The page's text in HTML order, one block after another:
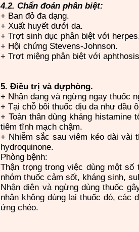
4.2. Chẩn đoán phân biệt:
+ Ban đỏ đa dạng.
+ Xuất huyết dưới da.
+ Trợt sinh dục phân biệt với
+ Hội chứng Stevens-Johnson.
+ Trợt miệng phân biệt với
5. Điều trị và dựphòng.
+ Nhận dạng và ngừng ngay thuốc
+ Tại chỗ bôi thuốc dịu da như dầu
+ Toàn thân dùng kháng histamine
tiêm tĩnh mạch chậm.
+ Nhiễm sắc sau viêm kéo dài vài
hydroquinone.
Phòng bệnh:
Thận trọng trong việc dùng một
nhóm thuốc cảm sốt, kháng sinh,
Nhận diện và ngừng dùng thuốc
nhân không dùng lại thuốc đó, các
ứng chéo.